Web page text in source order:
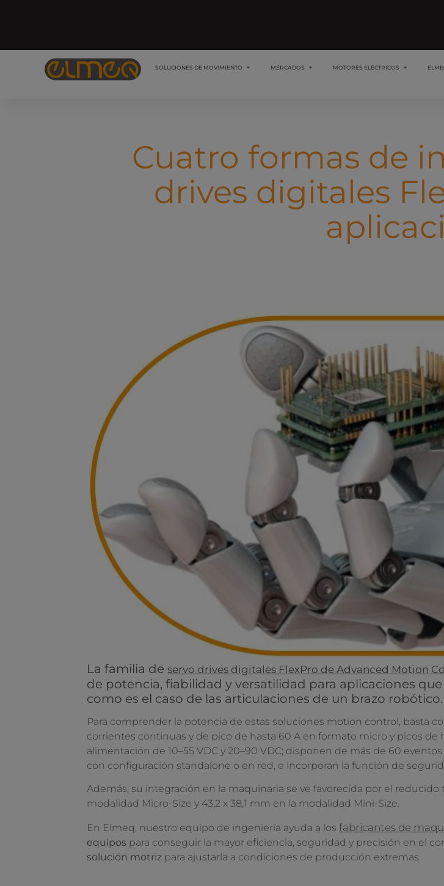
SOLUCIONES DE MOVIMIENTO MERCADOS MOTORES ELÉCTRICOS
Cuatro formas de
drives digitales
La familia de servo drives digitales FlexPro de Advanced Motion
de potencia, fiabilidad y versatilidad para aplicaciones
como es el caso de las articulaciones de un brazo robótico.
Para comprender la potencia de estas soluciones motion control, basta
corrientes continuas y de pico de hasta 60 A en formato micro y picos
alimentación de 10–55 VDC y 20–90 VDC; disponen de más de 60
con configuración standalone o en red, e incorporan la función de
Además, su integración en la maquinaria se ve favorecida por el reducido
modalidad Micro-Size y 43,2 x 38,1 mm en la modalidad Mini-Size.
En Elmeq, nuestro equipo de ingeniería ayuda a los fabricantes de
equipos para conseguir la mayor eficiencia, seguridad y precisión en el
solución motriz para ajustarla a condiciones de producción extremas.